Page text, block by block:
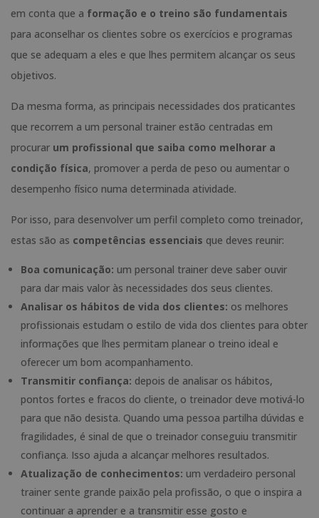
em conta que a formação e o treino são fundamentais
para aconselhar os clientes sobre os exercícios e programas
que se adequam a eles e que lhes permitem alcançar os seus
objetivos.
Da mesma forma, as principais necessidades dos praticantes
que recorrem a um personal trainer estão centradas em
procurar um profissional que saiba como melhorar a
condição física, promover a perda de peso ou aumentar o
desempenho físico numa determinada atividade.
Por isso, para desenvolver um perfil completo como treinador,
estas são as competências essenciais que deves reunir:
Boa comunicação: um personal trainer deve saber ouvir
para dar mais valor às necessidades dos seus clientes.
Analisar os hábitos de vida dos clientes: os melhores
profissionais estudam o estilo de vida dos clientes para obter
informações que lhes permitam planear o treino ideal e
oferecer um bom acompanhamento.
Transmitir confiança: depois de analisar os hábitos,
pontos fortes e fracos do cliente, o treinador deve motivá-lo
para que não desista. Quando uma pessoa partilha dúvidas e
fragilidades, é sinal de que o treinador conseguiu transmitir
confiança. Isso ajuda a alcançar melhores resultados.
Atualização de conhecimentos: um verdadeiro personal
trainer sente grande paixão pela profissão, o que o inspira a
continuar a aprender e a transmitir esse gosto e